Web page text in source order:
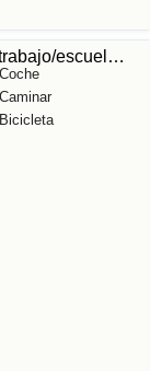
escuel…
Coche
Caminar
Bicicleta